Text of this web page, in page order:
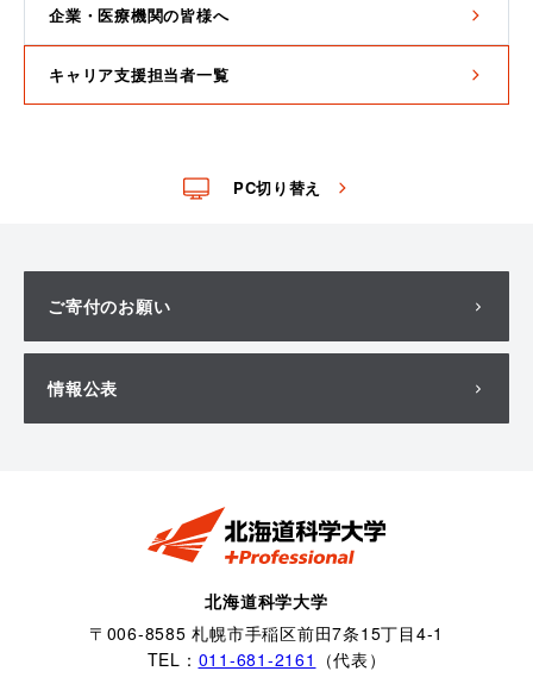
企業・医療機関の皆様へ
キャリア支援担当者一覧
PC切り替え
ご寄付のお願い
情報公表
北海道科学大学
〒006-8585 札幌市手稲区前田7条15丁目4-1
TEL： 011-681-2161 （代表）